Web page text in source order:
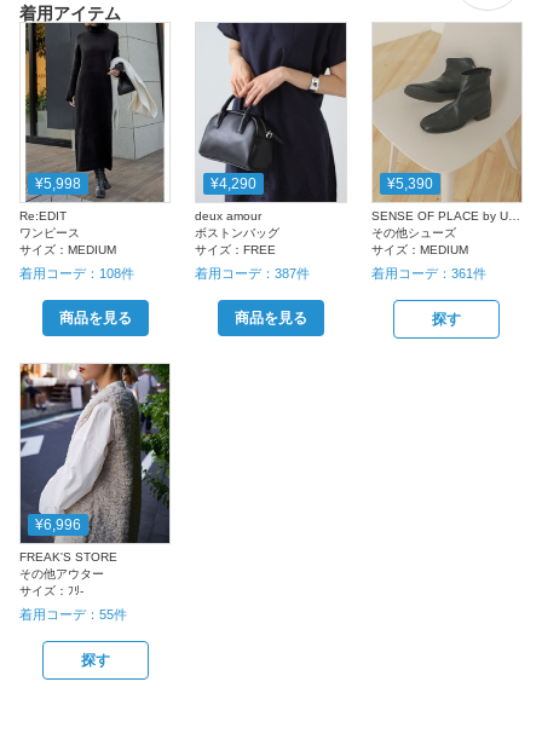
着用アイテム
¥5,998
Re:EDIT
ワンピース
サイズ： MEDIUM
着用コーデ： 108件
商品を見る
¥4,290
deux amour
ボストンバッグ
サイズ：FREE
着用コーデ：387件
商品を見る
¥5,390
SENSE OF PLACE by URBAN RESEARCH
その他シューズ
サイズ： MEDIUM
着用コーデ： 361件
探す
¥6,996
FREAK'S STORE
その他アウター
サイズ： ﾌﾘ-
着用コーデ： 55件
探す